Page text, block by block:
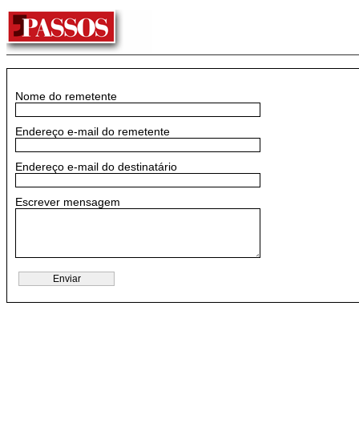
Nome do remetente
Endereço e-mail do remetente
Endereço e-mail do destinatário
Escrever mensagem